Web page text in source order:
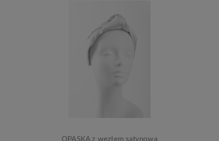
OPASKA z węzłem satynowa